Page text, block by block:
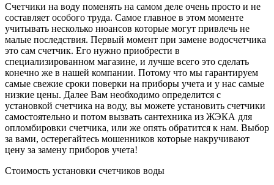
Счетчики на воду поменять на самом деле очень просто и не
составляет особого труда. Самое главное в этом моменте
учитывать несколько нюансов которые могут привлечь не
малые последствия. Первый момент при замене водосчетчика
это сам счетчик. Его нужно приобрести в
специализированном магазине, и лучше всего это сделать
конечно же в нашей компании. Потому что мы гарантируем
самые свежие сроки поверки на приборы учета и у нас самые
низкие цены. Далее Вам необходимо определится с
установкой счетчика на воду, вы можете установить счетчики
самостоятельно и потом вызвать сантехника из ЖЭКА для
опломбировки счетчика, или же опять обратится к нам. Выбор
за вами, остерегайтесь мошенников которые накручивают
цену за замену приборов учета!
Стоимость установки счетчиков воды